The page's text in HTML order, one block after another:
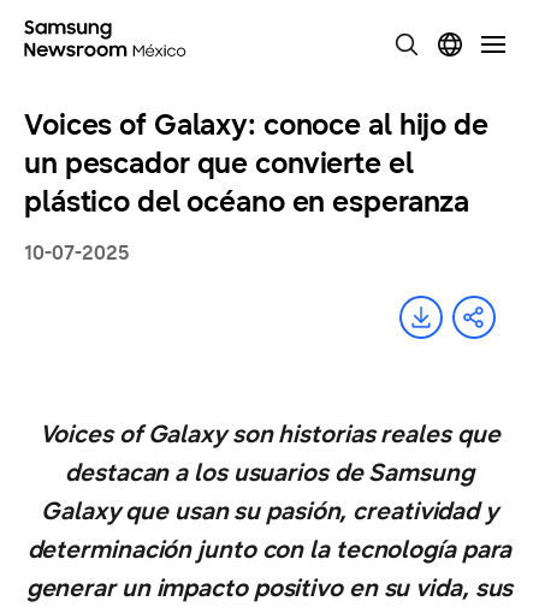
Voices of Galaxy: conoce al hijo de
un pescador que convierte el
plástico del océano en esperanza
10-07-2025
Voices of Galaxy son historias reales que
destacan a los usuarios de Samsung
Galaxy que usan su pasión, creatividad y
determinación junto con la tecnología para
generar un impacto positivo en su vida, sus